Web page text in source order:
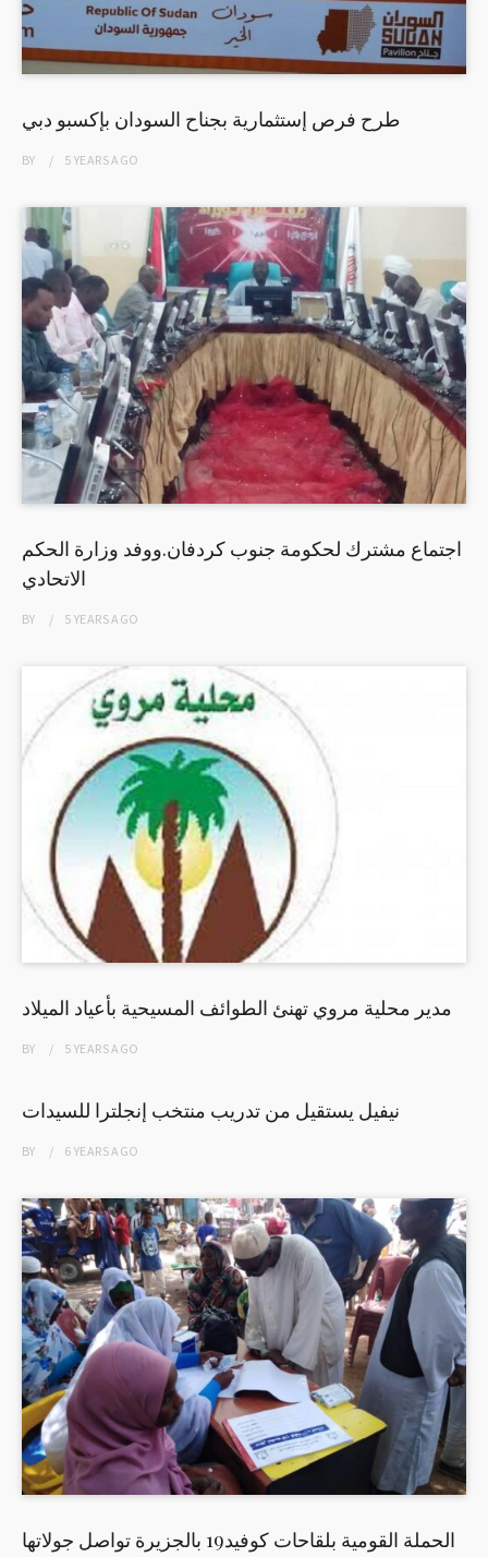
طرح فرص إستثمارية بجناح السودان بإكسبو دبي
BY 5 YEARSAGO
اجتماع مشترك لحكومة جنوب كردفان.ووفد وزارة الحكم
الاتحادي
BY 5 YEARSAGO
مدير محلية مروي تهنئ الطوائف المسيحية بأعياد الميلاد
BY 5 YEARSAGO
نيفيل يستقيل من تدريب منتخب إنجلترا للسيدات
BY 6 YEARSAGO
الحملة القومية بلقاحات كوفيد19 بالجزيرة تواصل جولاتها